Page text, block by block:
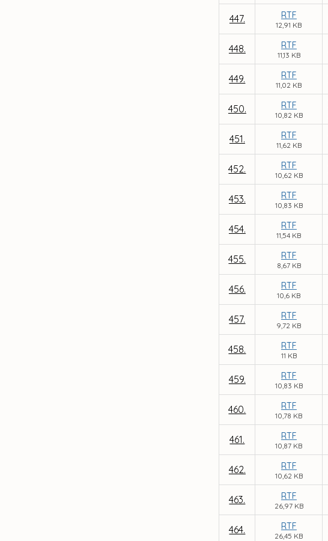
447. RTF
12,91 KB
448. RTF
11,13 KB
449. RTF
11,02 KB
450. RTF
10,82 KB
451. RTF
11,62 KB
452. RTF
10,62 KB
453. RTF
10,83 KB
454. RTF
11,54 KB
455. RTF
8,67 KB
456. RTF
10,6 KB
457. RTF
9,72 KB
458. RTF
11 KB
459. RTF
10,83 KB
460. RTF
10,78 KB
461. RTF
10,87 KB
462. RTF
10,62 KB
463. RTF
26,97 KB
464. RTF
26,45 KB